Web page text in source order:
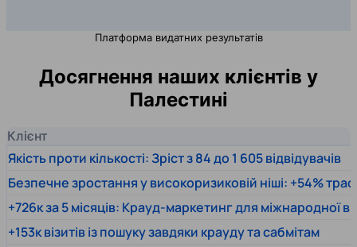
Платформа видатних результатів
Досягнення наших клієнтів у
Палестині
Клієнт
Якість проти кількості: Зріст з 84 до 1 605 відвідувачів
Безпечне зростання у високоризиковій ніші: +54%
+726к за 5 місяців: Крауд-маркетинг для міжнародної
+153к візитів із пошуку завдяки крауду та сабмітам